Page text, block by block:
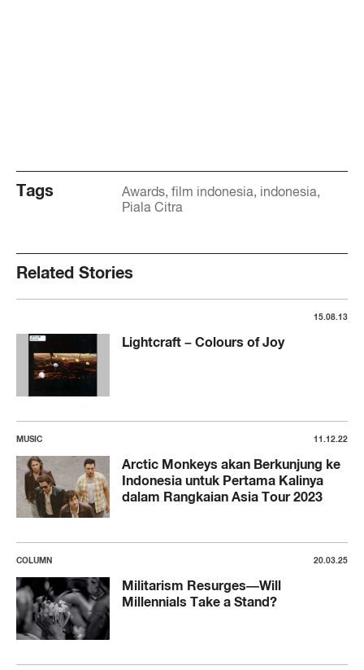
Tags Awards film indonesia indonesia
Piala Citra
Related Stories
15.08.13
Lightcraft – Colours of Joy
MUSIC 11.12.22
Arctic Monkeys akan Berkunjung ke
Indonesia untuk Pertama Kalinya
dalam Rangkaian Asia Tour 2023
COLUMN 20.03.25
Militarism Resurges—Will
Millennials Take a Stand?